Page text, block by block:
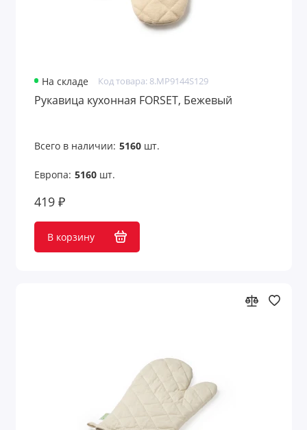
На складе Код товара: 8.MP9144S129
Рукавица кухонная FORSET, Бежевый
Всего в наличии: 5160шт.
Европа: 5160шт.
419 ₽
В корзину